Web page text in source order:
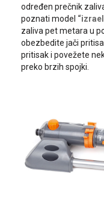
određen prečnik
poznati model
zaliva pet metara u
obezbedite jači
pritisak i povežete
preko brzih spojki.